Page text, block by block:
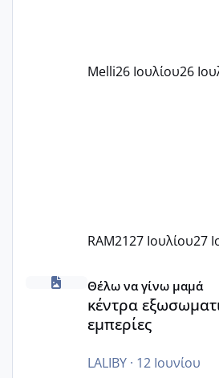
Εγώ πήγα σε έναν
Melli26 Ιουλίου26
RAM2127 Ιουλίου27
κέντρα εξωσωματικής και γιατροί
Θέλω να γίνω μαμά
κέντρα
εμπερίες
LALIBY· 12 Ιουνίου